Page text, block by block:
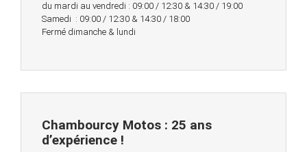
du mardi au vendredi : 09:00 / 12:30 & 14:30 / 19:00
Samedi : 09:00 / 12:30 & 14:30 / 18:00
Fermé dimanche & lundi
Chambourcy Motos : 25 ans
d’expérience !